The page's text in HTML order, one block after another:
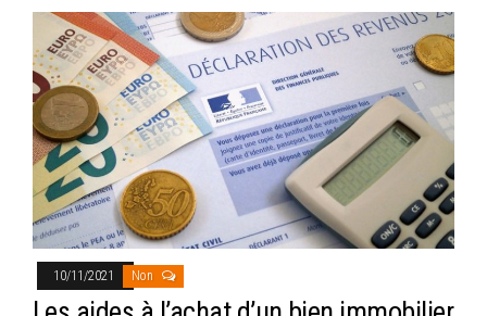
10/11/2021 Non